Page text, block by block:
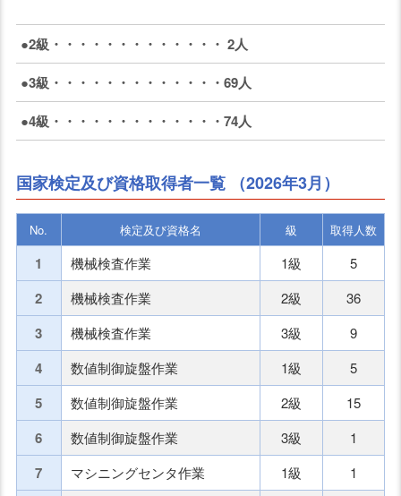
●2級・・・・・・・・・・・・・ 2人
●3級・・・・・・・・・・・・・69人
●4級・・・・・・・・・・・・・74人
国家検定及び資格取得者一覧 （2026年3月）
No. 検定及び資格名 級 取得人数
1 機械検査作業 1級 5
2 機械検査作業 2級 36
3 機械検査作業 3級 9
4 数値制御旋盤作業 1級 5
5 数値制御旋盤作業 2級 15
6 数値制御旋盤作業 3級 1
7 マシニングセンタ作業 1級 1